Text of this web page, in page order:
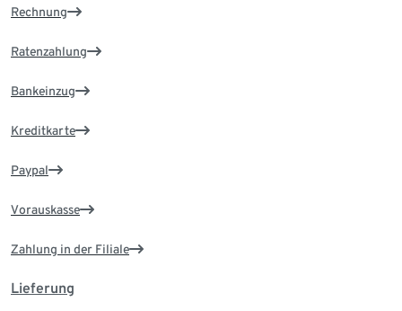
Rechnung
Ratenzahlung
Bankeinzug
Kreditkarte
Paypal
Vorauskasse
Zahlung in der Filiale
Lieferung